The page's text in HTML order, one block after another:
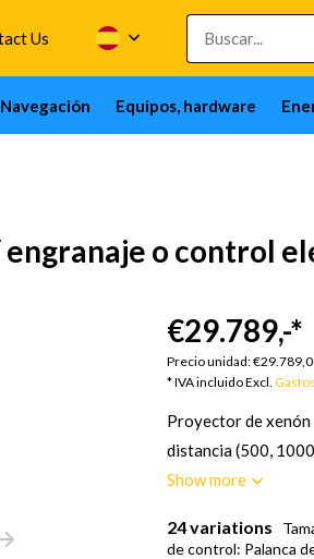
Us
Navegación Equipos, hardware
o control
€29.789,-*
Precio unidad:
* IVA incluido Excl.
Proyector de
distancia (500,
Show more
24 variations
de control: Palanca